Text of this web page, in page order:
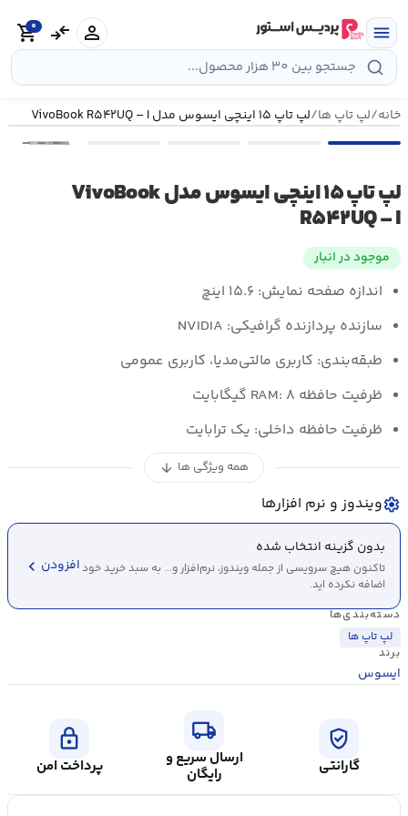
به
محتوا
menu
person
compare_arrows
shopping_cart
0
خانه/لپ تاپ ها/لپ تاپ ۱۵ اینچی ایسوس مدل VivoBook R۵۴۲UQ – I
•••
لپ تاپ ۱۵ اینچی ایسوس مدل VivoBook
R۵۴۲UQ – I
موجود در انبار
اندازه صفحه نمایش: ۱۵.۶ اینچ
سازنده پردازنده گرافیکی: NVIDIA
طبقه‌بندی: کاربری مالتی‌مدیا، کاربری عمومی
ظرفیت حافظه RAM: ۸ گیگابایت
ظرفیت حافظه داخلی: یک ترابایت
همه ویژگی ها arrow_downward
ویندوز و نرم افزارهاsettings
بدون گزینه انتخاب شده
تاکنون هیچ سرویسی از جمله ویندوز، نرم‌افزار و... به سبد خرید خود
اضافه نکرده اید.
افزودن chevron_left
دسته‌بندی‌ها
لپ تاپ ها
برند
ایسوس
verified_user
گارانتی
local_shipping
ارسال سریع و
رایگان
lock
پرداخت امن